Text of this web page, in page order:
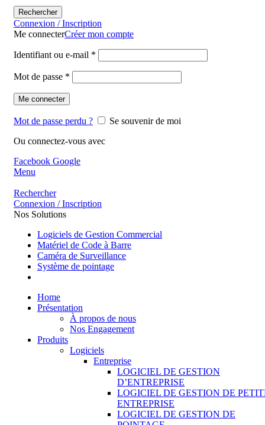
Rechercher
Connexion / Inscription
Me connecterCréer mon compte
Identifiant ou e-mail *
Mot de passe *
Me connecter
Mot de passe perdu ?
Se souvenir de moi
Ou connectez-vous avec
Facebook Google
Menu
Rechercher
Connexion / Inscription
Nos Solutions
Logiciels de Gestion Commercial
Matériel de Code à Barre
Caméra de Surveillance
Système de pointage
Home
Présentation
À propos de nous
Nos Engagement
Produits
Logiciels
Entreprise
LOGICIEL DE GESTION
D’ENTREPRISE
LOGICIEL DE GESTION DE
ENTREPRISE
LOGICIEL DE GESTION DE